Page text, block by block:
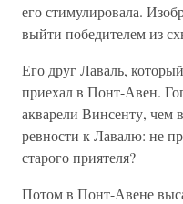
его стимулировала.
выйти победителем из
Его друг Лаваль,
приехал в Понт-Авен.
акварели Винсенту, чем
ревности к Лавалю: не
старого приятеля?
Потом в Понт-Авене